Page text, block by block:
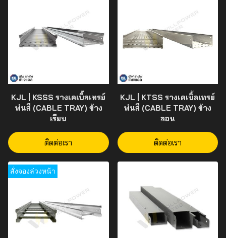
KJL | KSSS รางเคเบิ้ลเทรย์
พ่นสี (CABLE TRAY) ข้าง
เรียบ
ติดต่อเรา
KJL | KTSS รางเคเบิ้ลเทรย์
พ่นสี (CABLE TRAY) ข้าง
ลอน
ติดต่อเรา
สั่งจองล่วงหน้า